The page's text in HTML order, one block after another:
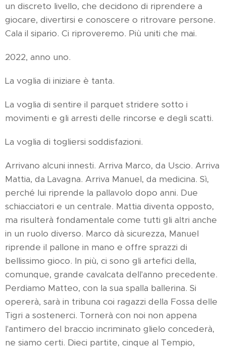
un discreto livello, che decidono di riprendere a
giocare, divertirsi e conoscere o ritrovare persone.
Cala il sipario. Ci riproveremo. Più uniti che mai.
2022, anno uno.
La voglia di iniziare è tanta.
La voglia di sentire il parquet stridere sotto i
movimenti e gli arresti delle rincorse e degli scatti.
La voglia di togliersi soddisfazioni.
Arrivano alcuni innesti. Arriva Marco, da Uscio. Arriva
Mattia, da Lavagna. Arriva Manuel, da medicina. Sì,
perché lui riprende la pallavolo dopo anni. Due
schiacciatori e un centrale. Mattia diventa opposto,
ma risulterà fondamentale come tutti gli altri anche
in un ruolo diverso. Marco dà sicurezza, Manuel
riprende il pallone in mano e offre sprazzi di
bellissimo gioco. In più, ci sono gli artefici della,
comunque, grande cavalcata dell'anno precedente.
Perdiamo Matteo, con la sua spalla ballerina. Si
opererà, sarà in tribuna coi ragazzi della Fossa delle
Tigri a sostenerci. Tornerà con noi non appena
l'antimero del braccio incriminato glielo concederà,
ne siamo certi. Dieci partite, cinque al Tempio,